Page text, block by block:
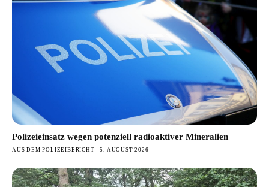
Polizeieinsatz wegen potenziell radioaktiver Mineralien
AUS DEM POLIZEIBERICHT 5. AUGUST 2026